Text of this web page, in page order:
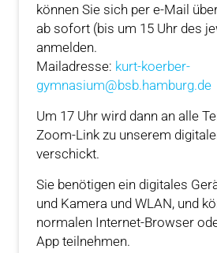
können Sie sich per e-Mail
ab sofort (bis um 15 Uhr des
anmelden.
Mailadresse: kurt-koerber-
gymnasium@bsb.hamburg.de
Um 17 Uhr wird dann an alle
Zoom-Link zu unserem
verschickt.
Sie benötigen ein digitales
und Kamera und WLAN, und
normalen Internet-Browser
App teilnehmen.